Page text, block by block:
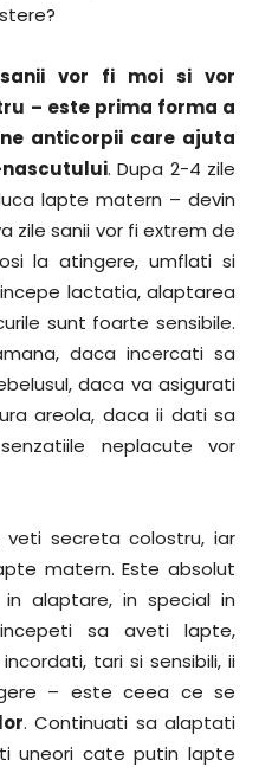
vor fi moi si vor
– este prima forma a
anticorpii care ajuta
. Dupa 2-4 zile
lapte matern – devin
zile sanii vor fi extrem de
la atingere, umflati si
lactatia, alaptarea
sunt foarte sensibile.
daca incercati sa
daca va asigurati
areola, daca ii dati sa
neplacute vor
veti secreta colostru, iar
matern. Este absolut
alaptare, in special in
sa aveti lapte,
tari si sensibili, ii
– este ceea ce se
. Continuati sa alaptati
uneori cate putin lapte